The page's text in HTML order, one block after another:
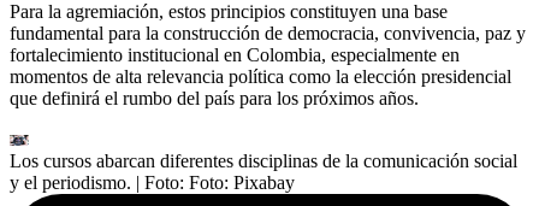
Para la agremiación, estos principios constituyen una base
fundamental para la construcción de democracia, convivencia, paz y
fortalecimiento institucional en Colombia, especialmente en
momentos de alta relevancia política como la elección presidencial
que definirá el rumbo del país para los próximos años.
Los cursos abarcan diferentes disciplinas de la comunicación social
y el periodismo. | Foto: Foto: Pixabay